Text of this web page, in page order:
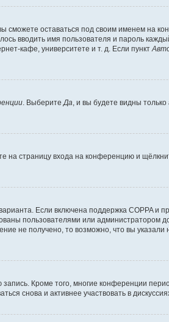
вы сможете оставаться под своим именем на
вводить имя пользователя и пароль
кафе, университете и т. д. Если пункт
. Выберите Да , и вы будете видны
на страницу входа на конференцию и
Если включена поддержка COPPA и
пользователями или администратором
не получено, то возможно, что вы
Кроме того, многие конференции
снова и активнее участвовать в